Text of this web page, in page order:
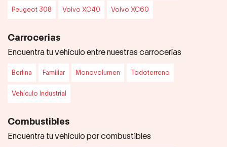
Peugeot 308 Volvo XC40 Volvo XC60
Carrocerias
Encuentra tu vehículo entre nuestras carrocerías
Berlina Familiar Monovolumen Todoterreno
Vehículo Industrial
Combustibles
Encuentra tu vehículo por combustibles